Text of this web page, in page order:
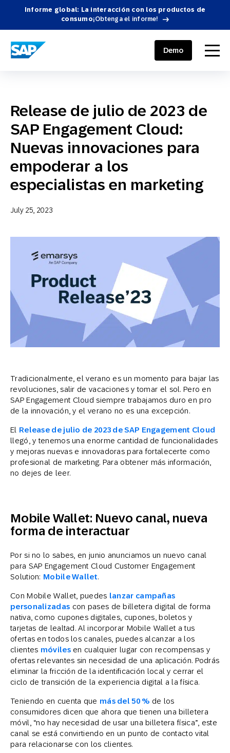
Informe global: La interacción con los productos de
consumo¡Obtenga el informe!
SAP ENGAGEMENT CLOUD menu
Demo
Release de julio de 2023 de
SAP Engagement Cloud:
Nuevas innovaciones para
empoderar a los
especialistas en marketing
July 25, 2023
Tradicionalmente, el verano es un momento para bajar las
revoluciones, salir de vacaciones y tomar el sol. Pero en
SAP Engagement Cloud siempre trabajamos duro en pro
de la innovación, y el verano no es una excepción.
El Release de julio de 2023 de SAP Engagement Cloud
llegó, y tenemos una enorme cantidad de funcionalidades
y mejoras nuevas e innovadoras para fortalecerte como
profesional de marketing. Para obtener más información,
no dejes de leer.
Mobile Wallet: Nuevo canal, nueva
forma de interactuar
Por si no lo sabes, en junio anunciamos un nuevo canal
para SAP Engagement Cloud Customer Engagement
Solution: Mobile Wallet.
Con Mobile Wallet, puedes lanzar campañas
personalizadas con pases de billetera digital de forma
nativa, como cupones digitales, cupones, boletos y
tarjetas de lealtad. Al incorporar Mobile Wallet a tus
ofertas en todos los canales, puedes alcanzar a los
clientes móvilesen cualquier lugar con recompensas y
ofertas relevantes sin necesidad de una aplicación. Podrás
eliminar la fricción de la identificación local y cerrar el
ciclo de transición de la experiencia digital a la física.
Teniendo en cuenta que más del 50 % de los
consumidores dicen que ahora que tienen una billetera
móvil, “no hay necesidad de usar una billetera física”, este
canal se está convirtiendo en un punto de contacto vital
para relacionarse con los clientes.